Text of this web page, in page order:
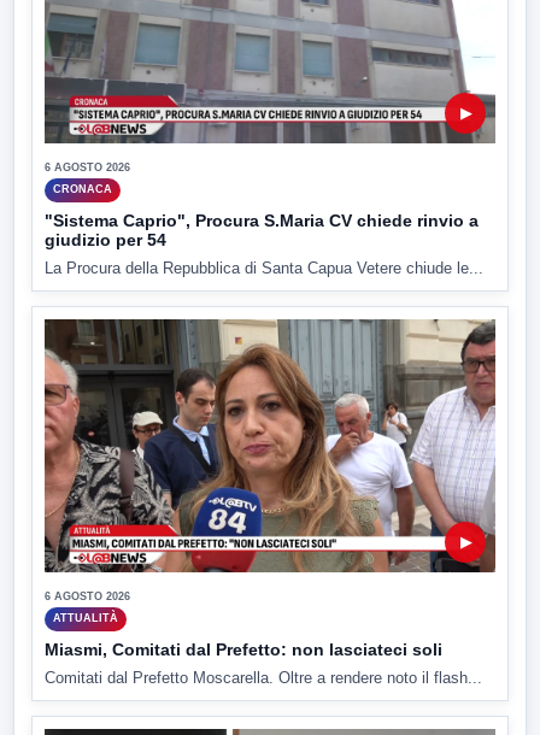
▶
6 AGOSTO 2026
CRONACA
"Sistema Caprio", Procura S.Maria CV chiede rinvio a
giudizio per 54
La Procura della Repubblica di Santa Capua Vetere chiude le...
▶
6 AGOSTO 2026
ATTUALITÀ
Miasmi, Comitati dal Prefetto: non lasciateci soli
Comitati dal Prefetto Moscarella. Oltre a rendere noto il flash...